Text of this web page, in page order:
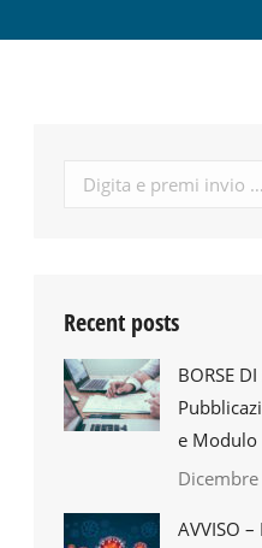
Search:
Recent posts
BORSE
e Modulo
AVVISO